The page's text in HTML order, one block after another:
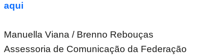
aqui
Manuella Viana / Brenno Rebouças
Assessoria de Comunicação da Federação